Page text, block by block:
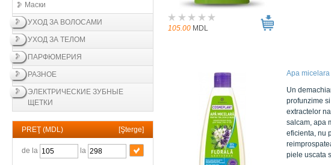
Маски
УХОД ЗА ВОЛОСАМИ
УХОД ЗА ТЕЛОМ
ПАРФЮМЕРИЯ
РАЗНОЕ
ЭЛЕКТРИЧЕСКИЕ ЗУБНЫЕ
ЩЕТКИ
PREŢ (MDL) [Şterge]
de la la
105.00 MDL
Apa
Un
profunzime
extractelor
salcam, apa
eficienta, nu
piele uscata